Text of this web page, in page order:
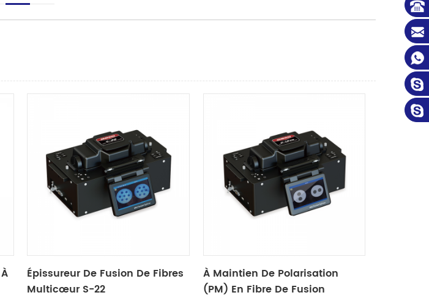
Épissureur De Fusion De Fibres
Multicœur S-22
À Maintien De Polarisation
(PM) En Fibre De Fusion